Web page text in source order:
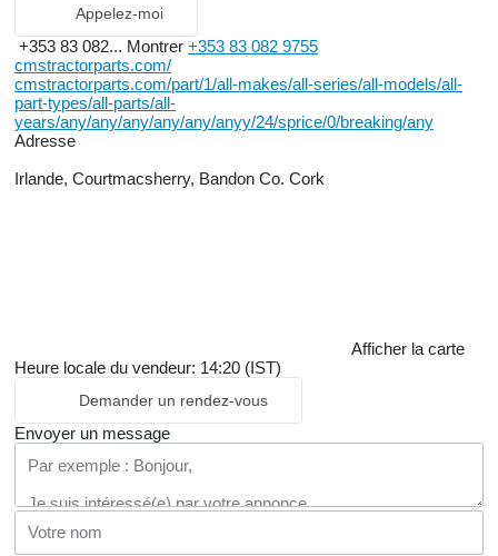
Appelez-moi
+353 83 082... Montrer +353 83 082 9755
cmstractorparts.com/
cmstractorparts.com/part/1/all-makes/all-series/all-models/all-
part-types/all-parts/all-
years/any/any/any/any/any/anyy/24/sprice/0/breaking/any
Adresse
Irlande, Courtmacsherry, Bandon Co. Cork
Afficher la carte
Heure locale du vendeur: 14:20 (IST)
Demander un rendez-vous
Envoyer un message